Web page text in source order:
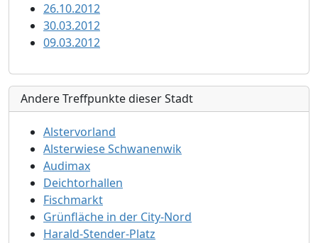
26.10.2012
30.03.2012
09.03.2012
Andere Treffpunkte dieser Stadt
Alstervorland
Alsterwiese Schwanenwik
Audimax
Deichtorhallen
Fischmarkt
Grünfläche in der City-Nord
Harald-Stender-Platz